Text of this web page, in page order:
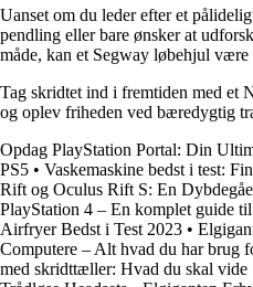
Uanset om du leder efter et
pendling eller bare ønsker at
måde, kan et Segway løbehjul
Tag skridtet ind i fremtiden med et
og oplev friheden ved bæredygtig
Opdag PlayStation Portal: Din
PS5 • Vaskemaskine bedst i test:
Rift og Oculus Rift S: En
PlayStation 4 – En komplet guide
Airfryer Bedst i Test 2023 •
Computere – Alt hvad du har brug
med skridttæller: Hvad du skal vide